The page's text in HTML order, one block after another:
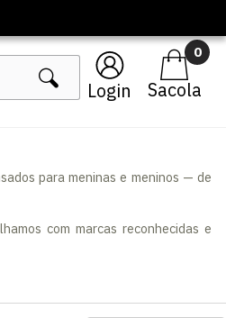
Login
0
para meninas e meninos — de
com marcas reconhecidas e